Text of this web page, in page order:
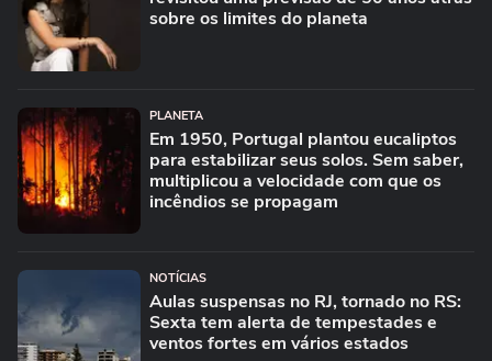
sobre os limites do planeta
PLANETA
Em 1950, Portugal plantou eucaliptos
para estabilizar seus solos. Sem saber,
multiplicou a velocidade com que os
incêndios se propagam
NOTÍCIAS
Aulas suspensas no RJ, tornado no RS:
Sexta tem alerta de tempestades e
ventos fortes em vários estados